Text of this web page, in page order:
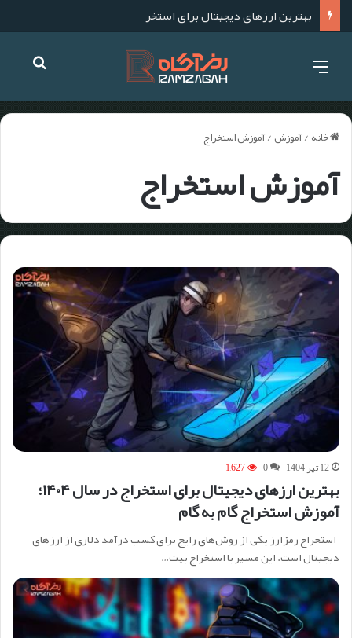
خانه/آموزش/آموزش استخراج
آموزش استخراج
12 تیر 1404 0
1,627
بهترین ارزهای دیجیتال برای استخراج در سال ۱۴۰۴؛
آموزش استخراج گام به گام
استخراج رمزارز یکی از روش‌های رایج برای کسب درآمد دلاری از ارزهای
دیجیتال است. این مسیر با استخراج بیت…